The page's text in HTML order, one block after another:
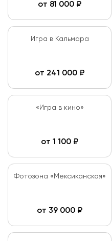
от 81 000₽
Игра в Кальмара
от 241 000₽
«Игра в кино»
от 1 100₽
Фотозона «Мексиканская»
от 39 000₽